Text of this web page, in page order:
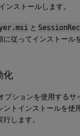
ンストールします。
と
従ってインストール
化
ションを使用するサ
ントインストールを使
します。